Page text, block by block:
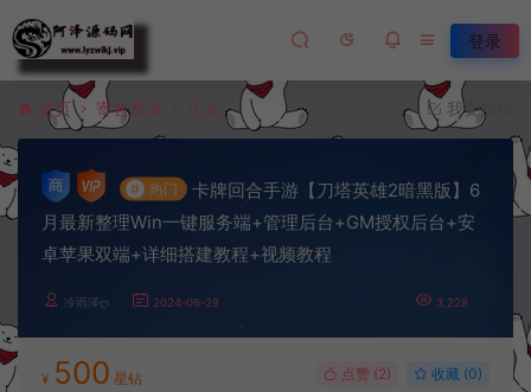
登录
首页 寄售资源 正文 我要投稿
# 热门
卡牌回合手游【刀塔英雄2暗黑版】6
月最新整理Win一键服务端+管理后台+GM授权后台+安
卓苹果双端+详细搭建教程+视频教程
冷雨泽ღ 2024-06-28 3,228
¥ 500 星钻 点赞 (2) 收藏 (0)